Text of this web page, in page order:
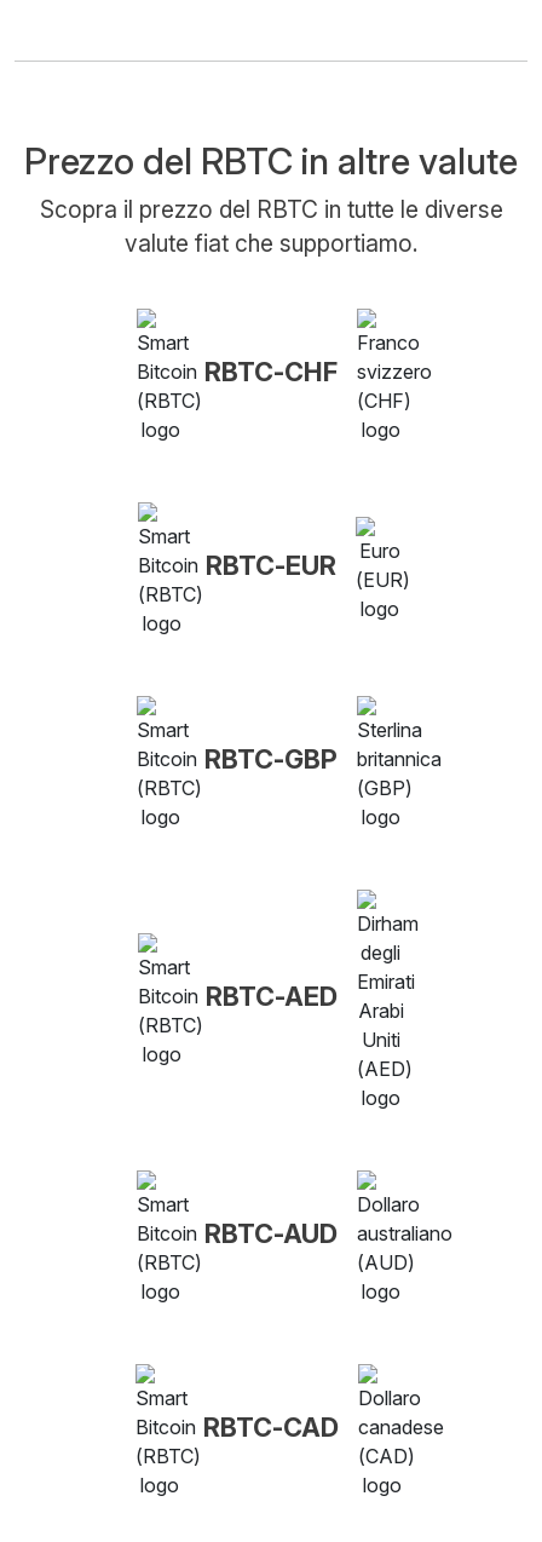
Prezzo del RBTC in altre valute
Scopra il prezzo del RBTC in tutte le diverse
valute fiat che supportiamo.
RBTC-CHF
RBTC-EUR
RBTC-GBP
RBTC-AED
RBTC-AUD
RBTC-CAD